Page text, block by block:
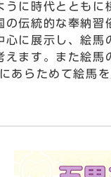
に時代ととも
伝統的な奉納
に展示し、絵馬
ます。また絵馬
らためて絵馬